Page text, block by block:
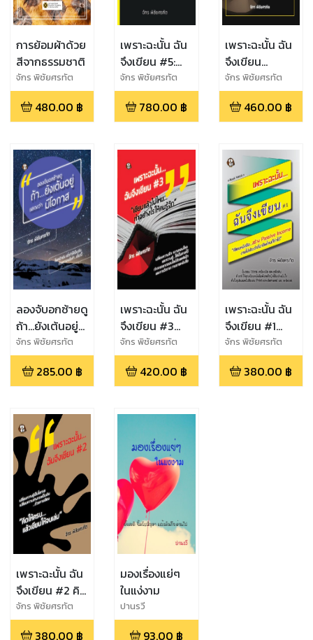
การย้อมผ้าด้วย
สีจากธรรมชาติ
จักร พิชัยศรทัต
480.00 ฿
เพราะฉะนั้น ฉัน
จึงเขียน #5:
Ghost
Writer...นัก
เขียนที่ไม่ได้เป็น
จักร พิชัยศรทัต
780.00 ฿
เพราะฉะนั้น ฉัน
จึงเขียน
Special : สร้าง
โอกาสจากงานที่
ทำ ด้วยการ
จักร พิชัยศรทัต
460.00 ฿
ลองจับอกซ้ายดู
ถ้า...ยังเต้นอยู่
แสดงว่ามี
โอกาส
จักร พิชัยศรทัต
285.00 ฿
เพราะฉะนั้น ฉัน
จึงเขียน #3
เขียนแล้วไป
ไหน ทำอย่างไร
ให้คนรู้จัก
จักร พิชัยศรทัต
420.00 ฿
เพราะฉะนั้น ฉัน
จึงเขียน #1
เขียนหนังสือ
สร้าง Passive
Income งานไม่
จักร พิชัยศรทัต
380.00 ฿
เพราะฉะนั้น ฉัน
จึงเขียน #2 คิด
ให้ครบ...แล้ว
เขียนให้จบเล่ม
จักร พิชัยศรทัต
380.00 ฿
มองเรื่องแย่ๆ
ในแง่งาม
ปานรวี
93.00 ฿